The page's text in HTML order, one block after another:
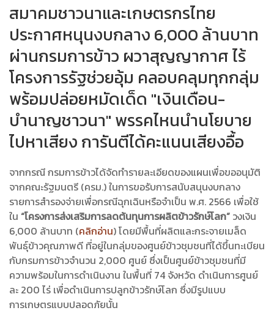
สมาคมชาวนาและเกษตรกรไทย
ประกาศหนุนงบกลาง 6,000 ล้านบาท
ผ่านกรมการข้าว ผวาสุญญากาศ ไร้
โครงการรัฐช่วยอุ้ม คลอบคลุมทุกกลุ่ม
พร้อมปล่อยหมัดเด็ด "เงินเดือน-
บำนาญชาวนา" พรรคไหนนำนโยบาย
ไปหาเสียง การันตีได้คะแนนเสียงอื้อ
จากกรณี กรมการข้าวได้จัดทำรายละเอียดของแผนเพื่อขออนุมัติ
จากคณะรัฐมนตรี (ครม.) ในการขอรับการสนับสนุนงบกลาง
รายการสำรองจ่ายเพื่อกรณีฉุกเฉินหรือจำเป็น พ.ศ. 2566 เพื่อใช้
ใน “โครงการส่งเสริมการลดต้นทุนการผลิตข้าวรักษ์โลก” วงเงิน
6,000 ล้านบาท (คลิกอ่าน) โดยมีพื้นที่ผลิตและกระจายเมล็ด
พันธุ์ข้าวคุณภาพดี ที่อยู่ในกลุ่มของศูนย์ข้าวชุมชนที่ได้ขึ้นทะเบียน
กับกรมการข้าวจำนวน 2,000 ศูนย์ ซึ่งเป็นศูนย์ข้าวชุมชนที่มี
ความพร้อมในการดำเนินงาน ในพื้นที่ 74 จังหวัด ดำเนินการศูนย์
ละ 200 ไร่ เพื่อดำเนินการปลูกข้าวรักษ์โลก ซึ่งมีรูปแบบ
การเกษตรแบบปลอดภัยนั้น